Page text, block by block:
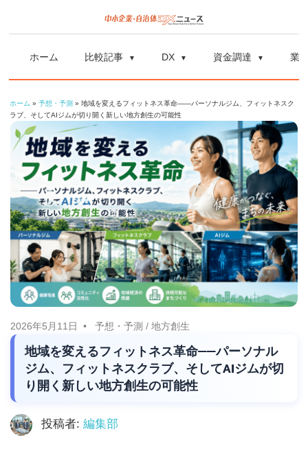
へ
ス
キ
中
小
企
業
自
治
体
DX
ニ
ュ
ー
ス
中
企
の
資
金
調
達
や
補
助
金、
DX
役
立
つ
報
を
ホーム 比較記事 DX 資金調達 業
ホーム » 予想・予測 » 地域を変えるフィットネス革命——パーソナルジム、フィットネスク
ラブ、そしてAIジムが切り開く新しい地方創生の可能性
2026年5月11日 予想・予測 / 地方創生
地域を変えるフィットネス革命——パーソナル
ジム、フィットネスクラブ、そしてAIジムが切
り開く新しい地方創生の可能性
投稿者: 編集部